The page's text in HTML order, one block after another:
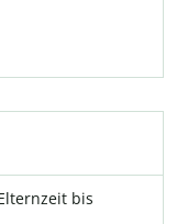
bis